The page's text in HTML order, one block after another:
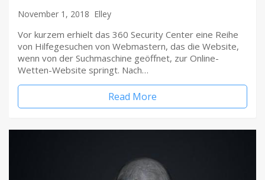
November 1, 2018 Elley
Vor kurzem erhielt das 360 Security Center eine Reihe
von Hilfegesuchen von Webmastern, das die Website,
wenn von der Suchmaschine geöffnet, zur Online-
Wetten-Website springt. Nach…
Read More